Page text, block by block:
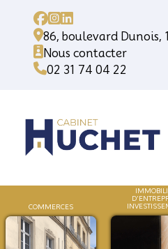
86, boulevard Dunois,
Nous contacter
02 31 74 04 22
COMMERCES